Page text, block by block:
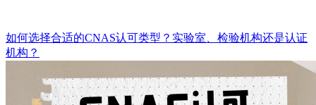
如何选择合适的CNAS认可类型？实验室、检验机构还是认证
机构？